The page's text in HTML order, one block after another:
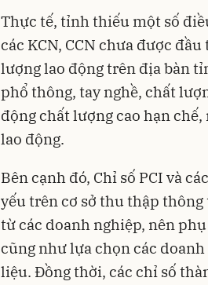
Thực tế, tỉnh thiếu một số
các KCN, CCN chưa được
lượng lao động trên địa bàn
phổ thông, tay nghề, chất
động chất lượng cao hạn
lao động.
Bên cạnh đó, Chỉ số PCI và
yếu trên cơ sở thu thập
từ các doanh nghiệp, nên
cũng như lựa chọn các
liệu. Đồng thời, các chỉ số